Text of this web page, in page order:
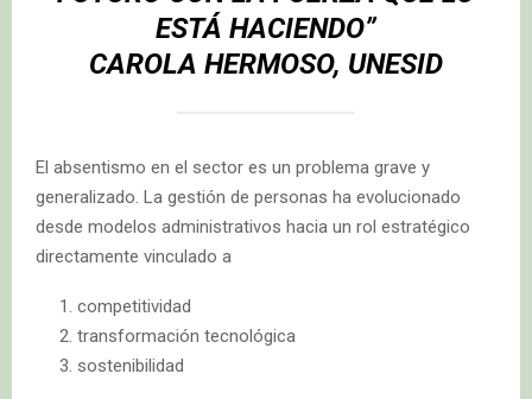
ESTÁ HACIENDO”
CAROLA HERMOSO, UNESID
El absentismo en el sector es un problema grave y
generalizado. La gestión de personas ha evolucionado
desde modelos administrativos hacia un rol estratégico
directamente vinculado a
competitividad
transformación tecnológica
sostenibilidad